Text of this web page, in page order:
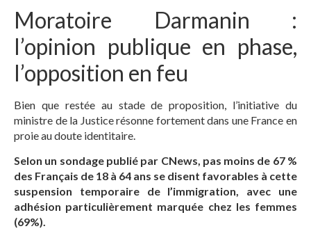
Moratoire Darmanin :
l’opinion publique en phase,
l’opposition en feu
Bien que restée au stade de proposition, l’initiative du
ministre de la Justice résonne fortement dans une France en
proie au doute identitaire.
Selon un sondage publié par CNews, pas moins de 67 %
des Français de 18 à 64 ans se disent favorables à cette
suspension temporaire de l’immigration, avec une
adhésion particulièrement marquée chez les femmes
(69%).